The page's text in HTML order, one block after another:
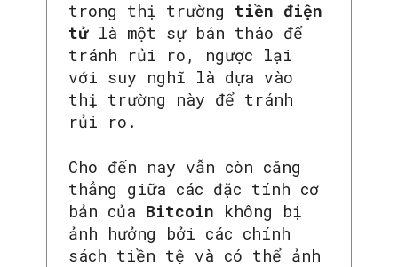
trong thị trường tiền điện
tửlà một sự bán tháo để
tránh rủi ro, ngược lại
với suy nghĩ là dựa vào
thị trường này để tránh
rủi ro.
Cho đến nay vẫn còn căng
thẳng giữa các đặc tính cơ
bản của Bitcoin không bị
ảnh hưởng bởi các chính
sách tiền tệ và có thể ảnh